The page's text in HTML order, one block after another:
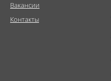
Вакансии
Контакты